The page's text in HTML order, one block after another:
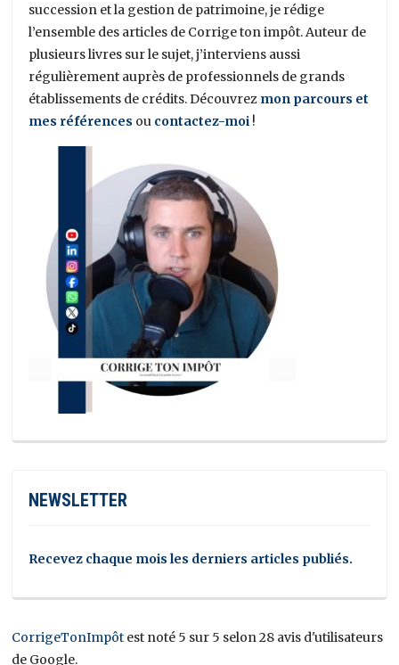
succession et la gestion de patrimoine, je rédige
l’ensemble des articles de Corrige ton impôt. Auteur de
plusieurs livres sur le sujet, j’interviens aussi
régulièrement auprès de professionnels de grands
établissements de crédits. Découvrez mon parcours et
mes références ou contactez-moi !
NEWSLETTER
Recevez chaque mois les derniers articles publiés.
CorrigeTonImpôt est noté 5 sur 5 selon 28 avis d'utilisateurs
de Google.